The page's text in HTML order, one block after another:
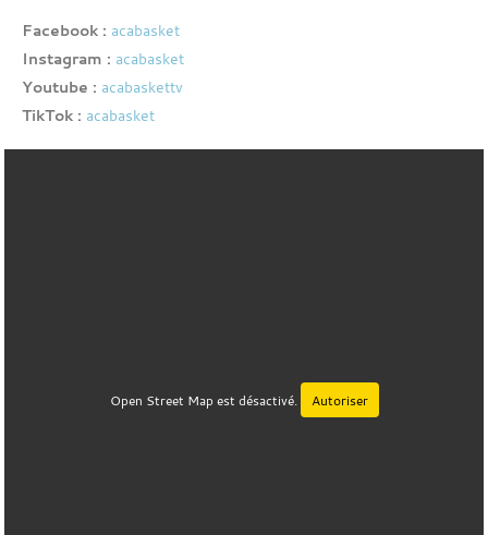
Facebook : acabasket
Instagram : acabasket
Youtube : acabaskettv
TikTok : acabasket
Open Street Map est désactivé. Autoriser